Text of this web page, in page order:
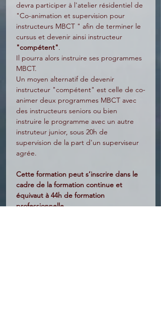
devra participer à l'atelier résidentiel de
"Co-animation et supervision pour
instructeurs MBCT " afin de terminer le
cursus et devenir ainsi instructeur
"compétent".
Il pourra alors instruire ses programmes
MBCT.
Un moyen alternatif de devenir
instructeur "compétent" est celle de co-
animer deux programmes MBCT avec
des instructeurs seniors ou bien
instruire le programme avec un autre
instruteur junior, sous 20h de
supervision de la part d'un superviseur
agrée.
Cette formation peut s’inscrire dans le
cadre de la formation continue et
équivaut à 44h de formation
professionnelle.